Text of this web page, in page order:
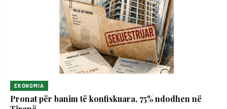
EKONOMIA
Pronat për banim të konfiskuara, 75% ndodhen në